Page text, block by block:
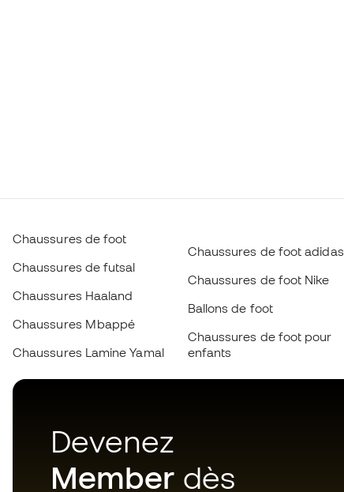
Chaussures de foot
Chaussures de futsal
Chaussures Haaland
Chaussures Mbappé
Chaussures Lamine Yamal
Chaussures de foot adidas
Chaussures de foot Nike
Ballons de foot
Chaussures de foot pour
enfants
Devenez
Member dès